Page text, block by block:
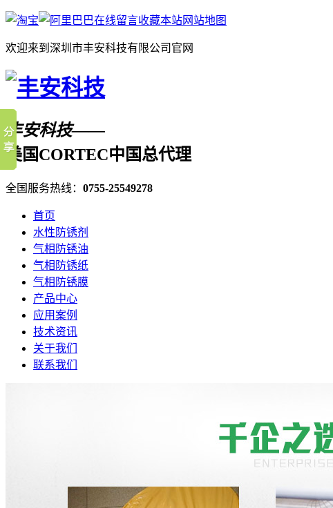
在线留言收藏本站网站地图
欢迎来到深圳市丰安科技有限公司官网
丰安科技——
美国CORTEC中国总代理
全国服务热线： 0755-25549278
首页
水性防锈剂
气相防锈油
气相防锈纸
气相防锈膜
产品中心
应用案例
技术资讯
关于我们
联系我们